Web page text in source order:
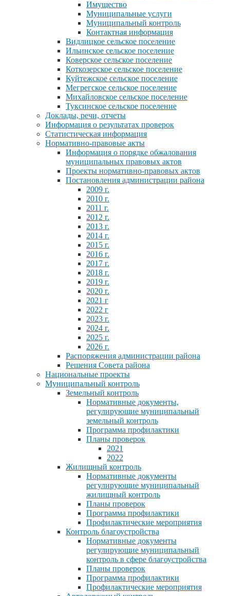
Имущество
Муниципальные услуги
Муниципальный контроль
Контактная информация
Видлицкое сельское поселение
Ильинское сельское поселение
Коверское сельское поселение
Коткозерское сельское поселение
Куйтежское сельское поселение
Мегрегское сельское поселение
Михайловское сельское поселение
Туксинское сельское поселение
Доклады, речи, отчеты
Информация о результатах проверок
Статистическая информация
Нормативно-правовые акты
Информация о порядке обжалования
муниципальных правовых актов
Проекты нормативно-правовых актов
Постановления администрации района
2009 г.
2010 г.
2011 г.
2012 г.
2013 г.
2014 г.
2015 г.
2016 г.
2017 г.
2018 г.
2019 г.
2020 г.
2021 г
2022 г
2023 г.
2024 г.
2025 г.
2026 г.
Распоряжения администрации района
Решения Совета района
Национальные проекты
Муниципальный контроль
Земельный контроль
Нормативные документы,
регулирующие муниципальный
земельный контроль
Программа профилактики
Планы проверок
2021
2022
Жилищный контроль
Нормативные документы
регулирующие муниципальный
жилищный контроль
Планы проверок
Программа профилактики
Профилактические мероприятия
Контроль благоустройства
Нормативные документы
регулирующие муниципальный
контроль в сфере благоустройства
Планы проверок
Программа профилактики
Профилактические мероприятия